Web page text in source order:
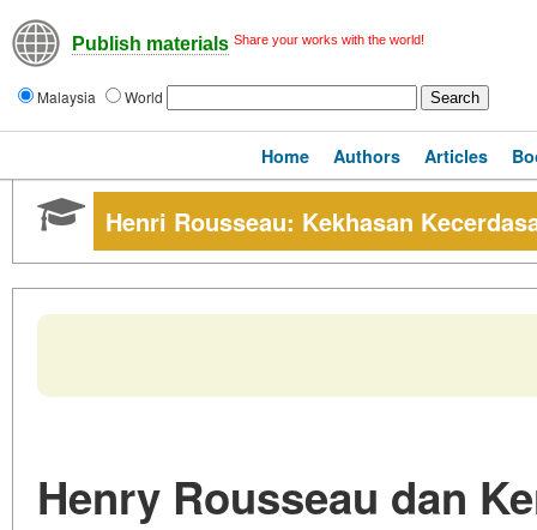
Publish materials Share your works with the world!
Malaysia World
Home Authors Articles
Henri Rousseau: Kekhasan
Henry Rousseau dan